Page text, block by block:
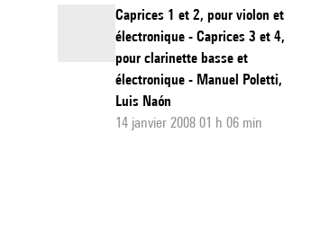
Caprices 1 et 2, pour violon et
électronique - Caprices 3 et 4,
pour clarinette basse et
électronique - Manuel Poletti,
Luis Naón
14 janvier 2008 01 h 06 min